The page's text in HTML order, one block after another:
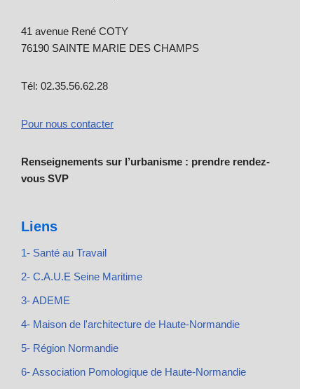
41 avenue René COTY
76190 SAINTE MARIE DES CHAMPS
Tél: 02.35.56.62.28
Pour nous contacter
Renseignements sur l’urbanisme : prendre rendez-
vous SVP
Liens
1- Santé au Travail
2- C.A.U.E Seine Maritime
3- ADEME
4- Maison de l'architecture de Haute-Normandie
5- Région Normandie
6- Association Pomologique de Haute-Normandie